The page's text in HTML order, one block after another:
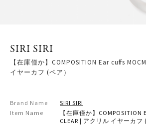
SIRI SIRI
【在庫僅か】COMPOSITION Ear cuffs
イヤーカフ (ペア）
Brand Name
SIRI SIRI
Item Name
【在庫僅か】COMPOSITION
CLEAR | アクリル イヤーカフ (